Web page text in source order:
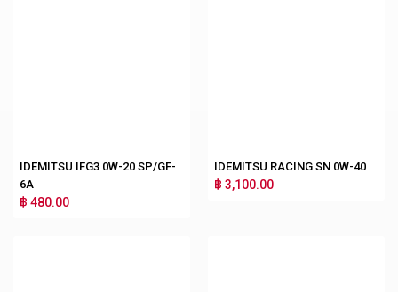
IDEMITSU IFG3 0W-20 SP/GF-
6A
฿ 480.00
IDEMITSU RACING SN 0W-40
฿ 3,100.00